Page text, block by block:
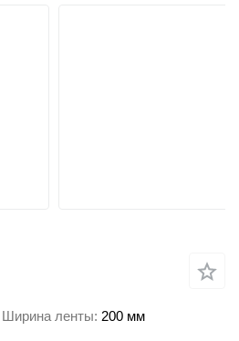
Ширина ленты 200 мм